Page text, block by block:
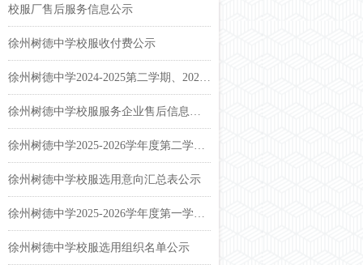
校服厂售后服务信息公示
徐州树德中学校服收付费公示
徐州树德中学校服选用意向汇总表公示
徐州树德中学校服选用组织名单公示